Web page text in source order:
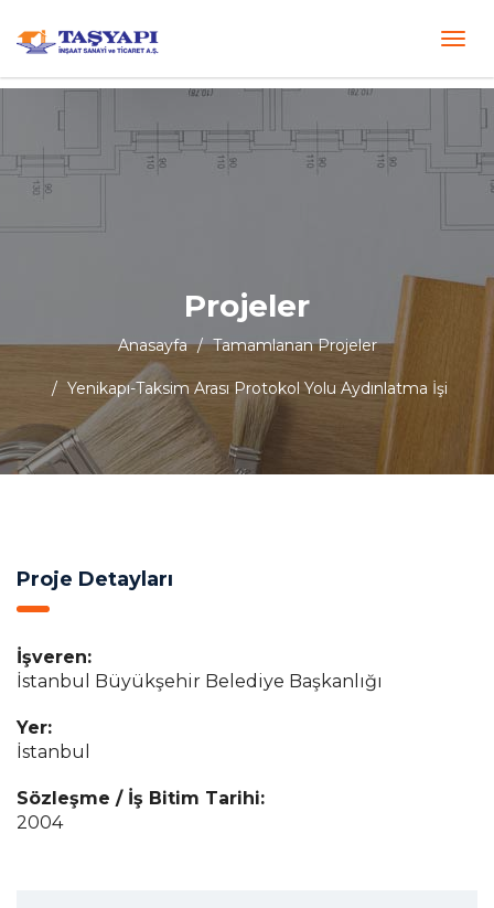
Projeler
Anasayfa Tamamlanan Projeler
Yenikapı-Taksim Arası Protokol Yolu Aydınlatma İşi
Proje Detayları
İşveren:
İstanbul Büyükşehir Belediye Başkanlığı
Yer:
İstanbul
Sözleşme / İş Bitim Tarihi:
2004